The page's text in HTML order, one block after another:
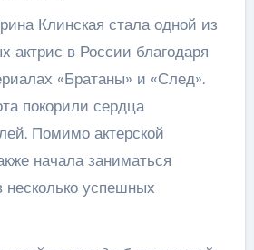
Клинская стала одной из
актрис в России благодаря
«Братаны» и «След».
покорили сердца
Помимо актерской
начала заниматься
несколько успешных